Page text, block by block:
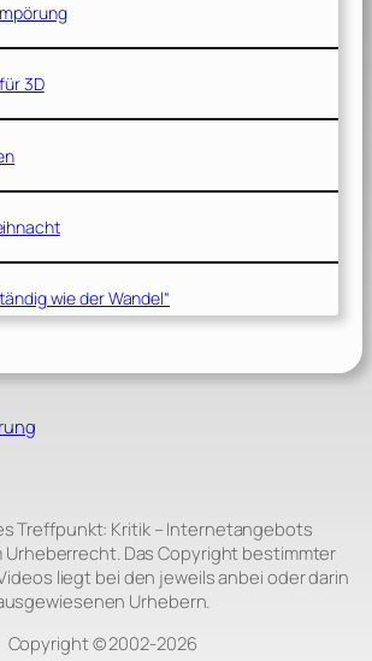
3D
wie der Wandel“
Treffpunkt: Kritik – Internetangebots
Das Copyright bestimmter
liegt bei den jeweils anbei oder darin
Urhebern.
Copyright © 2002‑2026